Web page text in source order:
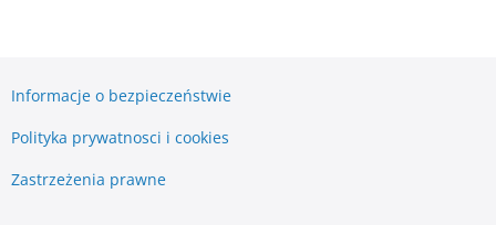
Informacje o bezpieczeństwie
Polityka prywatnosci i cookies
Zastrzeżenia prawne